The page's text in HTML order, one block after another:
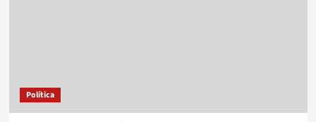
Política